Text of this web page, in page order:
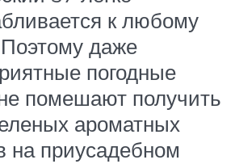
к любому
даже
погодные
помешают получить
ароматных
на приусадебном